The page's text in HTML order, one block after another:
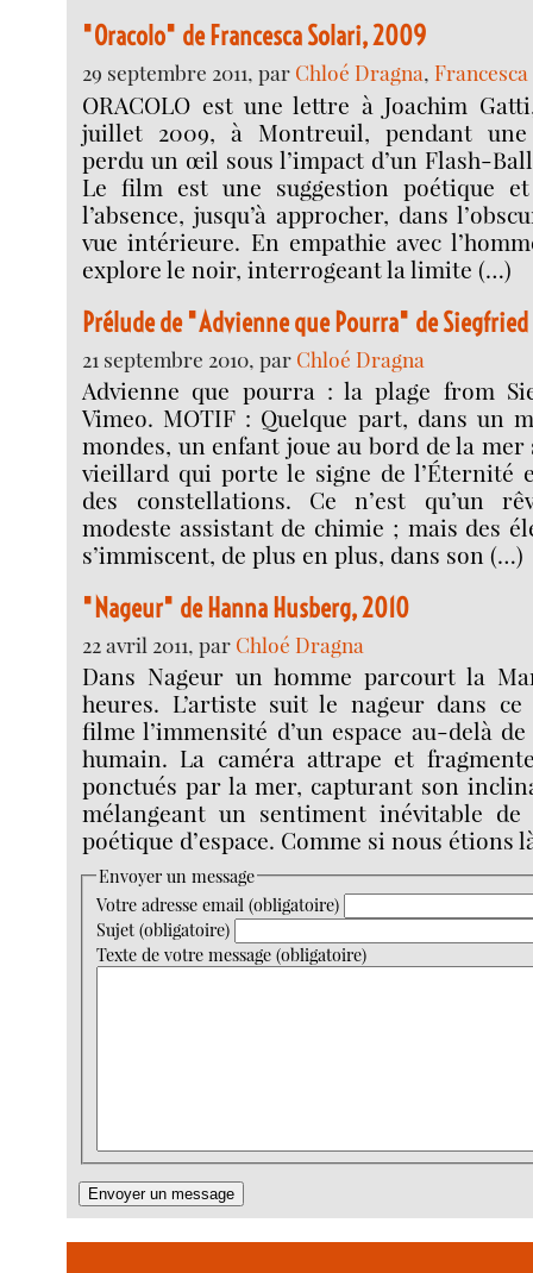
"Oracolo" de Francesca Solari, 2009
29 septembre 2011, par Chloé Dragna,
ORACOLO est une lettre à Joachim
juillet 2009, à Montreuil, pendant
perdu un œil sous l’impact d’un Flash-
Le film est une suggestion poétique
l’absence, jusqu’à approcher, dans
vue intérieure. En empathie avec
explore le noir, interrogeant la limite (…)
Prélude de "Advienne que Pourra" de Siegfried
21 septembre 2010, par Chloé Dragna
Advienne que pourra : la plage from
Vimeo. MOTIF : Quelque part, dans un
mondes, un enfant joue au bord de la mer
vieillard qui porte le signe de l’Éternité
des constellations. Ce n’est qu’un
modeste assistant de chimie ; mais des
s’immiscent, de plus en plus, dans son (…)
"Nageur" de Hanna Husberg, 2010
22 avril 2011, par Chloé Dragna
Dans Nageur un homme parcourt la
heures. L’artiste suit le nageur dans
filme l’immensité d’un espace au-delà
humain. La caméra attrape et
ponctués par la mer, capturant son
mélangeant un sentiment inévitable
poétique d’espace. Comme si nous étions
Envoyer un message
Votre adresse email (obligatoire)
Sujet (obligatoire)
Texte de votre message (obligatoire)